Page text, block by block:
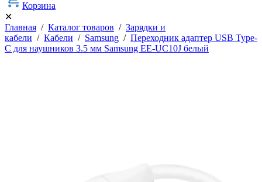
Корзина
✕
Главная / Каталог товаров / Зарядки и
кабели / Кабели / Samsung / Переходник адаптер USB Type-
C для наушников 3.5 мм Samsung EE-UC10J белый